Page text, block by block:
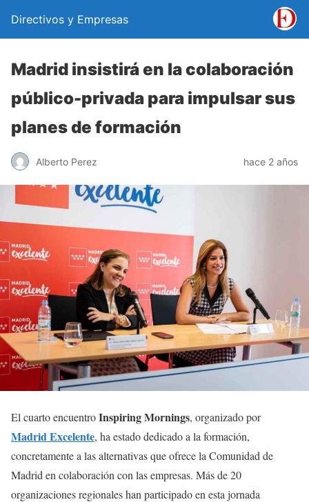
Directivos y Empresas
Madrid insistirá en la colaboración
público-privada para impulsar sus
planes de formación
Alberto Perez hace 2 años
El cuarto encuentroInspiring Mornings, organizado por
Madrid Excelente, ha estado dedicado a la formación,
concretamente a las alternativas que ofrece la Comunidad de
Madrid en colaboración con las empresas. Más de 20
organizaciones regionales han participado en esta jornada